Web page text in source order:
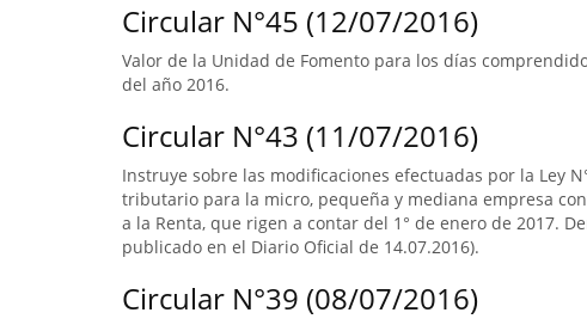
Circular N°45 (12/07/2016)
Valor de la Unidad de Fomento para los días
del año 2016.
Circular N°43 (11/07/2016)
Instruye sobre las modificaciones efectuadas por la Ley
tributario para la micro, pequeña y mediana empresa
a la Renta, que rigen a contar del 1° de enero de 2017.
publicado en el Diario Oficial de 14.07.2016).
Circular N°39 (08/07/2016)